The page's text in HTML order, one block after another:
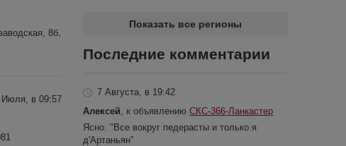
8б,
Июля, в 09:57
Показать все регионы
Последние комментарии
7 Августа, в 19:42
Алексей , к объявлениюСКС-366-Ланкастер
Ясно. "Все вокруг педерасты и только я
д'Артаньян"